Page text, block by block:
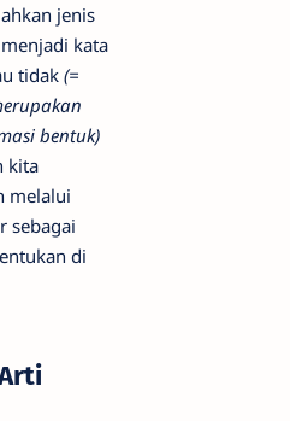
jenis
kata
tidak(=
bentuk)
kita
melalui
sebagai
di